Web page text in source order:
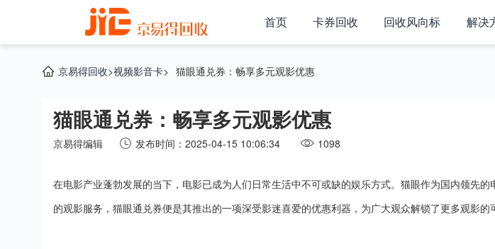
首页 卡券回收 回收风向标 解决
京易得回收>视频影音卡> 猫眼通兑券：畅享多元观影优惠
猫眼通兑券：畅享多元观影优惠
京易得编辑 发布时间：2025-04-15 10:06:34 1098
在电影产业蓬勃发展的当下，电影已成为人们日常生活中不可或缺的娱乐方式。猫眼作为国内领先
的观影服务，猫眼通兑券便是其推出的一项深受影迷喜爱的优惠利器，为广大观众解锁了更多观影的